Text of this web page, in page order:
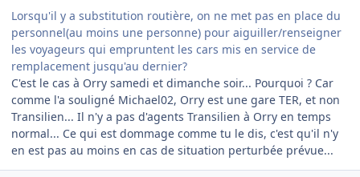
Lorsqu'il y a substitution routière, on ne met pas en place du
personnel(au moins une personne) pour aiguiller/renseigner
les voyageurs qui empruntent les cars mis en service de
remplacement jusqu'au dernier?
C'est le cas à Orry samedi et dimanche soir... Pourquoi ? Car
comme l'a souligné Michael02, Orry est une gare TER, et non
Transilien... Il n'y a pas d'agents Transilien à Orry en temps
normal... Ce qui est dommage comme tu le dis, c'est qu'il n'y
en est pas au moins en cas de situation perturbée prévue...